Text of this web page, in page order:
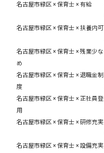
名古屋市緑区 × 保育士 × 有給
名古屋市緑区 × 保育士 × 扶養内可
名古屋市緑区 × 保育士 × 残業少な
め
名古屋市緑区 × 保育士 × 退職金制
度
名古屋市緑区 × 保育士 × 正社員登
用
名古屋市緑区 × 保育士 × 研修充実
名古屋市緑区 × 保育士 × 設備充実